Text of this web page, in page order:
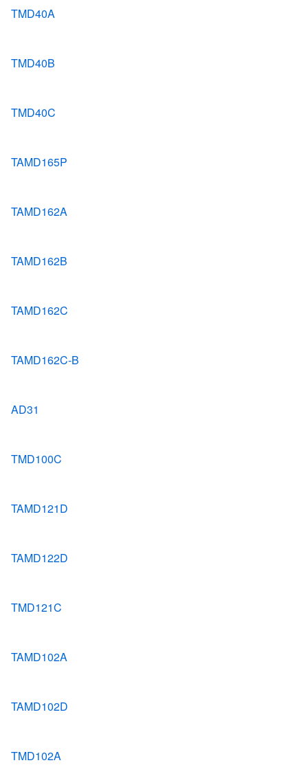
TMD40A
TMD40B
TMD40C
TAMD165P
TAMD162A
TAMD162B
TAMD162C
TAMD162C-B
AD31
TMD100C
TAMD121D
TAMD122D
TMD121C
TAMD102A
TAMD102D
TMD102A